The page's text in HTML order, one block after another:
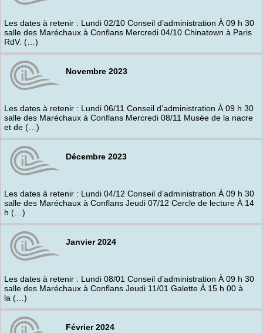
Les dates à retenir : Lundi 02/10 Conseil d’administration À 09 h 30
salle des Maréchaux à Conflans Mercredi 04/10 Chinatown à Paris
RdV. (…)
Novembre 2023
Les dates à retenir : Lundi 06/11 Conseil d’administration À 09 h 30
salle des Maréchaux à Conflans Mercredi 08/11 Musée de la nacre
et de (…)
Décembre 2023
Les dates à retenir : Lundi 04/12 Conseil d’administration À 09 h 30
salle des Maréchaux à Conflans Jeudi 07/12 Cercle de lecture À 14
h (…)
Janvier 2024
Les dates à retenir : Lundi 08/01 Conseil d’administration À 09 h 30
salle des Maréchaux à Conflans Jeudi 11/01 Galette À 15 h 00 à
la (…)
Février 2024